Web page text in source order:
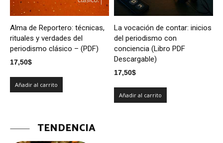
Alma de Reportero: técnicas,
rituales y verdades del
periodismo clásico – (PDF)
17,50$
Añadir al carrito
La vocación de contar: inicios
del periodismo con
conciencia (Libro PDF
Descargable)
17,50$
Añadir al carrito
TENDENCIA